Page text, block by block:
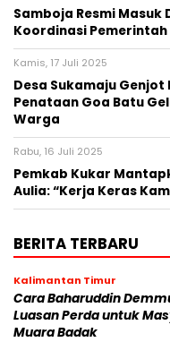
Samboja Resmi Masuk
Koordinasi
Kamis, 17 Juli 2025
Desa Sukamaju
Penataan Goa Batu
Warga
Rabu, 16 Juli 2025
Pemkab Kukar
Aulia: “Kerja Keras
BERITA TERBARU
Kalimantan Timur
Cara Baharuddin
Luasan Perda untuk
Muara Badak